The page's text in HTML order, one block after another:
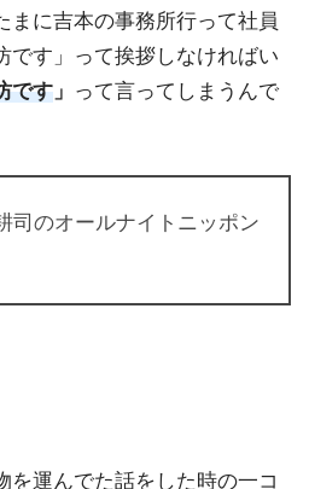
まに吉本の事務所行って社員
です」って挨拶しなければい
です 」 って言ってしまうんで
司のオールナイトニッポン
を運んでた話をした時の一コ